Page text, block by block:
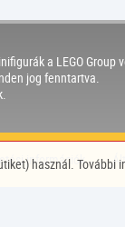
a LEGO Group
jog fenntartva.
információk
használ. További